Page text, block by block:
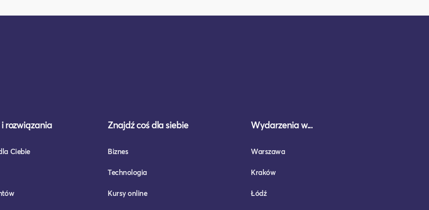
rozwiązania
Ciebie
Znajdź coś dla siebie
Biznes
Technologia
Kursy online
Wydarzenia w...
Warszawa
Kraków
Łódź